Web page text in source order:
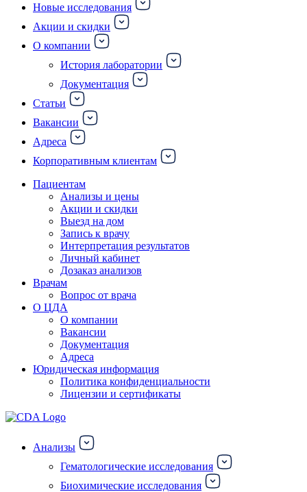
Новые исследования
Акции и скидки
О компании
История лаборатории
Документация
Статьи
Вакансии
Адреса
Корпоративным клиентам
Пациентам
Анализы и цены
Акции и скидки
Выезд на дом
Запись к врачу
Интерпретация результатов
Личный кабинет
Дозаказ анализов
Врачам
Вопрос от врача
О ЦДА
О компании
Вакансии
Документация
Адреса
Юридическая информация
Политика конфиденциальности
Лицензии и сертификаты
Анализы
Гематологические исследования
Биохимические исследования